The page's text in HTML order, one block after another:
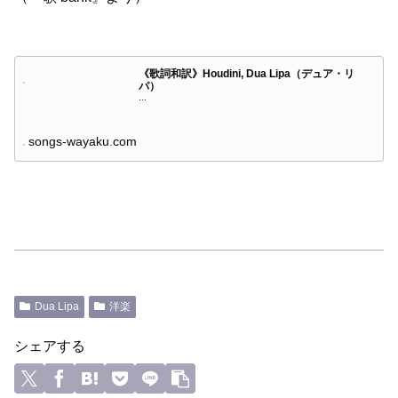
《歌詞和訳》Houdini, Dua Lipa（デュア・リ
パ）
songs-wayaku.com
Dua Lipa 洋楽
シェアする